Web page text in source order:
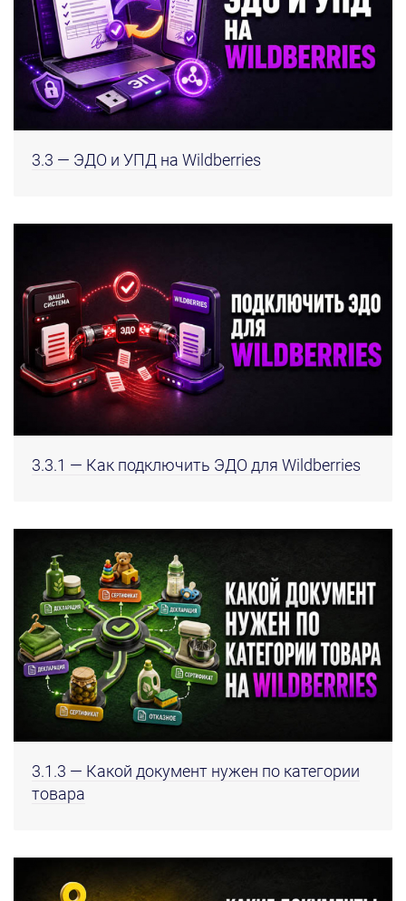
3.3 — ЭДО и УПД на Wildberries
3.3.1 — Как подключить ЭДО для Wildberries
3.1.3 — Какой документ нужен по категории
товара